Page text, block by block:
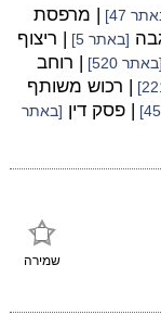
47] | מרפסת
[באתר 5]
| ריצוף
[באתר 520] | רוחב
| רכוש משותף
| פסק דין [באתר
שמירה